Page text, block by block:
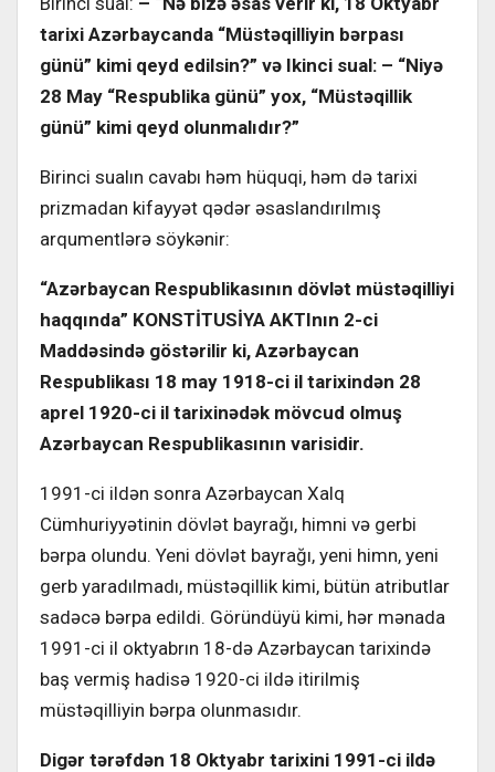
tarixi Azərbaycanda “Müstəqilliyin bərpası
günü” kimi qeyd edilsin?” və Ikinci sual: – “Niyə
28 May “Respublika günü” yox, “Müstəqillik
günü” kimi qeyd olunmalıdır?”
Birinci sualın cavabı həm hüquqi, həm də tarixi
prizmadan kifayyət qədər əsaslandırılmış
arqumentlərə söykənir:
“Azərbaycan Respublikasının dövlət müstəqilliyi
haqqında” KONSTİTUSİYA AKTInın 2-ci
Maddəsində göstərilir ki, Azərbaycan
Respublikası 18 may 1918-ci il tarixindən 28
aprel 1920-ci il tarixinədək mövcud olmuş
Azərbaycan Respublikasının varisidir.
1991-ci ildən sonra Azərbaycan Xalq
Cümhuriyyətinin dövlət bayrağı, himni və gerbi
bərpa olundu. Yeni dövlət bayrağı, yeni himn, yeni
gerb yaradılmadı, müstəqillik kimi, bütün atributlar
sadəcə bərpa edildi. Göründüyü kimi, hər mənada
1991-ci il oktyabrın 18-də Azərbaycan tarixində
baş vermiş hadisə 1920-ci ildə itirilmiş
müstəqilliyin bərpa olunmasıdır.
Digər tərəfdən 18 Oktyabr tarixini 1991-ci ildə